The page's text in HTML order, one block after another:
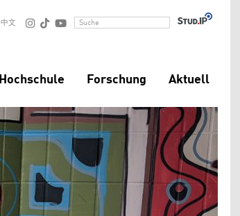
中文    Suche
Hochschule Forschung Aktuell